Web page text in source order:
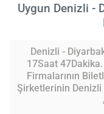
Uygun Denizli -
Denizli -
17Saat
Firmalarının
Şirketlerinin Denizli